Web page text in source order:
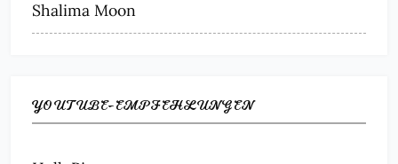
Shalima Moon
YOUTUBE-EMPFEHLUNGEN